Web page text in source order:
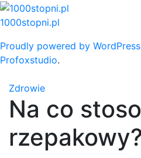
Skip
to
1000stopni.pl
Proudly powered by WordPress
Profoxstudio.
Zdrowie
Na co
rzepakowy?